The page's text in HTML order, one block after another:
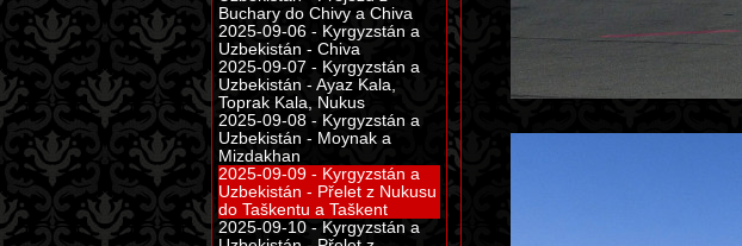
Buchary do Chivy a Chiva
2025-09-06 - Kyrgyzstán a
Uzbekistán - Chiva
2025-09-07 - Kyrgyzstán a
Uzbekistán - Ayaz Kala,
Toprak Kala, Nukus
2025-09-08 - Kyrgyzstán a
Uzbekistán - Moynak a
Mizdakhan
2025-09-09 - Kyrgyzstán a
Uzbekistán - Přelet z Nukusu
do Taškentu a Taškent
2025-09-10 - Kyrgyzstán a